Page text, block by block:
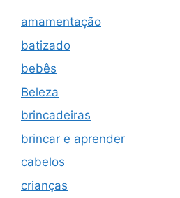
amamentação
batizado
bebês
Beleza
brincadeiras
brincar e aprender
cabelos
crianças